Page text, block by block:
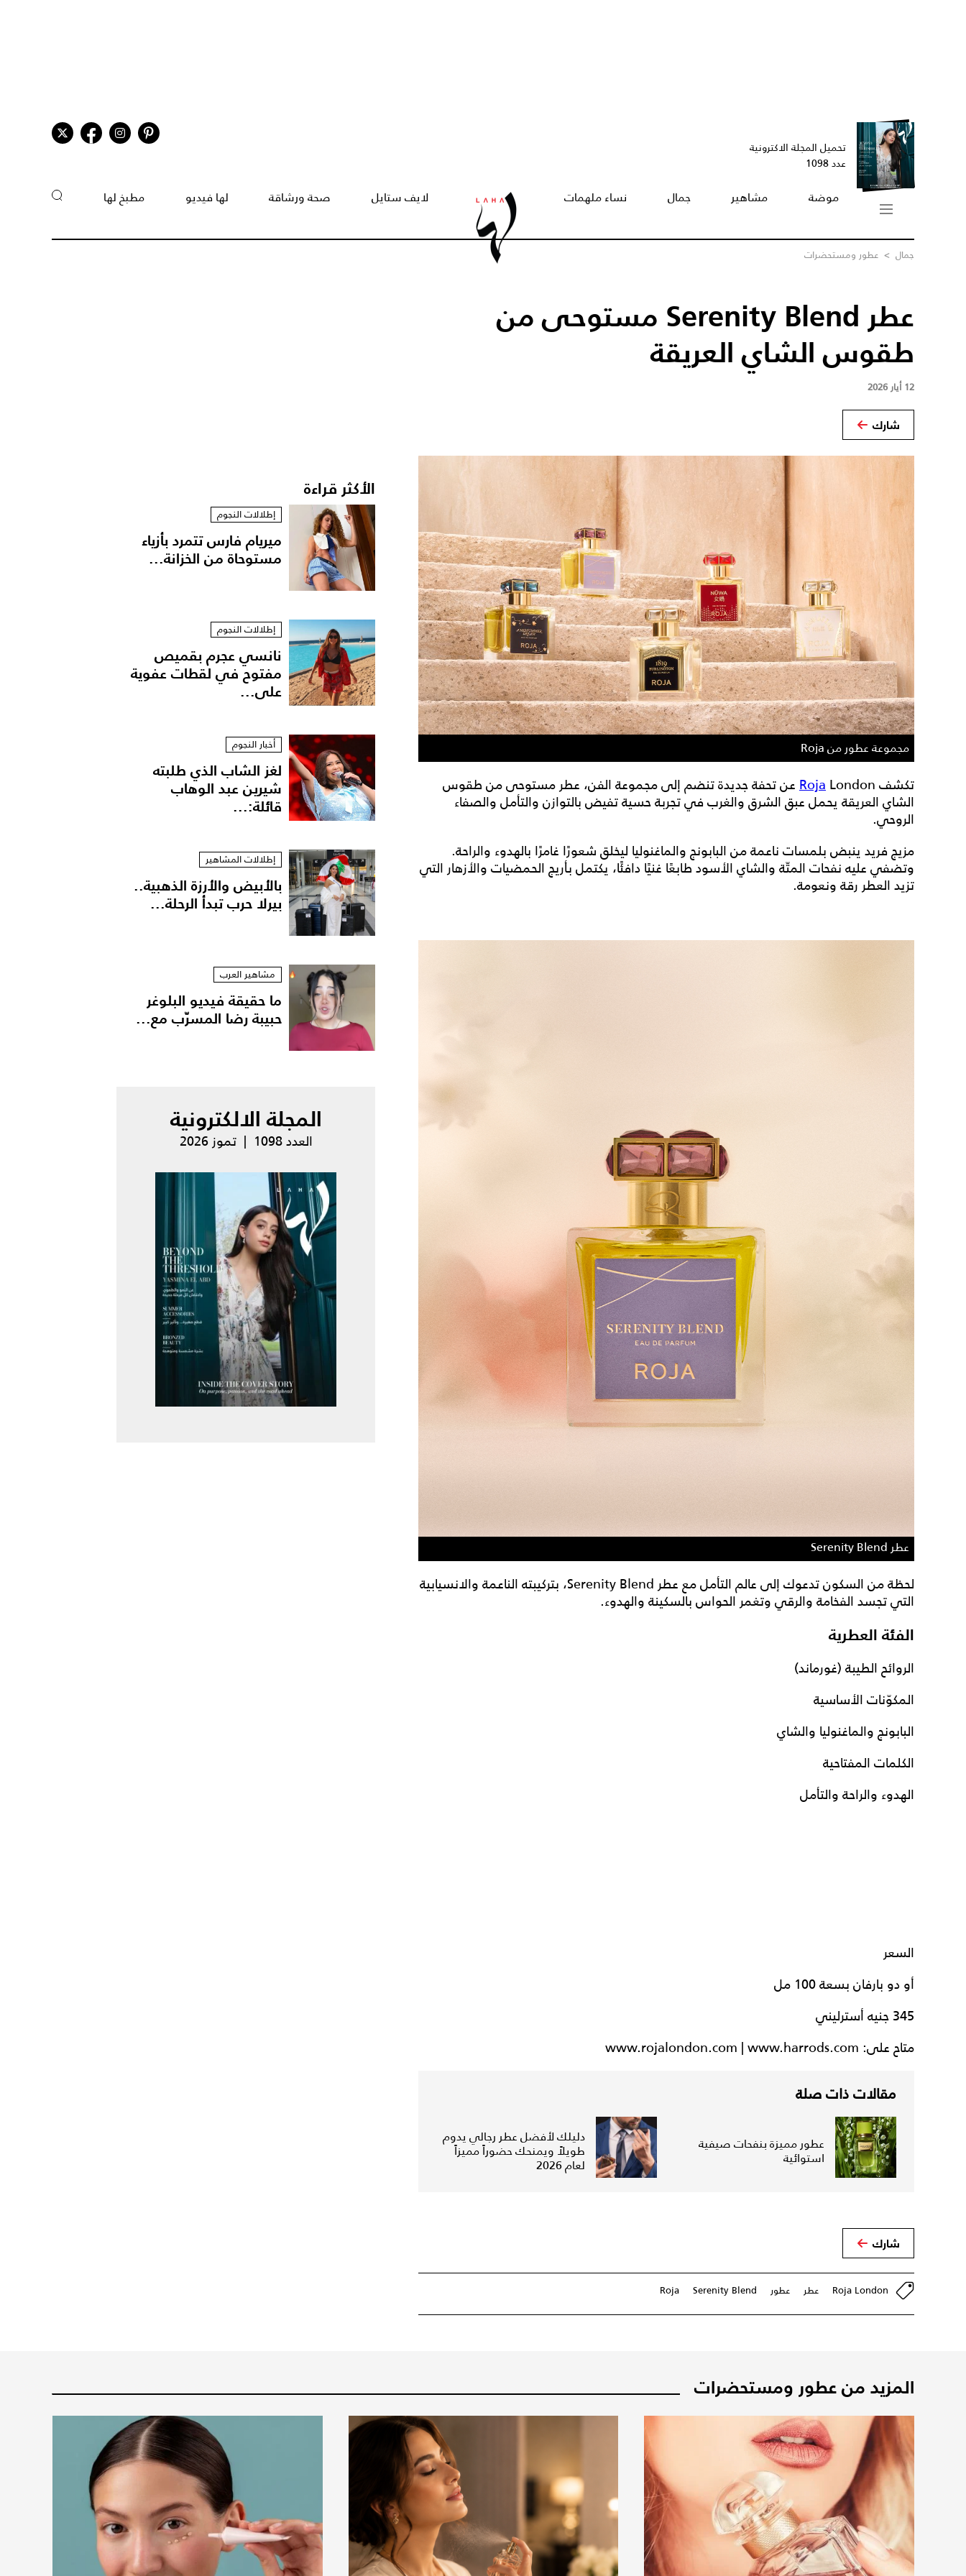
تحميل المجلة الاكترونية
عدد 1098
موضة مشاهير جمال نساء ملهمات لايف ستايل صحة ورشاقة لها فيديو مطبخ لها
جمال > عطور ومستحضرات
عطر Serenity Blend مستوحى من
طقوس الشاي العريقة
12 أيار 2026
شارك
مجموعة عطور من Roja
تكشف Roja London عن تحفة جديدة تنضم إلى مجموعة الفن، عطر مستوحى من طقوس
الشاي العريقة يحمل عبق الشرق والغرب في تجربة حسية تفيض بالتوازن والتأمل والصفاء
الروحي.
مزيج فريد ينبض بلمسات ناعمة من البابونج والماغنوليا ليخلق شعورًا غامرًا بالهدوء والراحة.
وتضفي عليه نفحات المتّة والشاي الأسود طابعًا غنيًا دافئًا، يكتمل بأريج الحمضيات والأزهار التي
تزيد العطر رقة ونعومة.
عطر Serenity Blend
لحظة من السكون تدعوك إلى عالم التأمل مع عطر Serenity Blend، بتركيبته الناعمة والانسيابية
التي تجسد الفخامة والرقي وتغمر الحواس بالسكينة والهدوء.
الفئة العطرية
الروائح الطيبة (غورماند)
المكوّنات الأساسية
البابونج والماغنوليا والشاي
الكلمات المفتاحية
الهدوء والراحة والتأمل
السعر
أو دو بارفان بسعة 100 مل
345 جنيه أسترليني
متاح على: www.rojalondon.com | www.harrods.com
مقالات ذات صلة
عطور مميزة بنفحات صيفية
استوائية
دليلك لأفضل عطر رجالي يدوم
طويلاً ويمنحك حضوراً مميزاً
لعام 2026
شارك
Roja London عطر عطور Serenity Blend
Roja
الأكثر قراءة
إطلالات النجوم
ميريام فارس تتمرد بأزياء
مستوحاة من الخزانة...
إطلالات النجوم
نانسي عجرم بقميص
مفتوح في لقطات عفوية
على...
أخبار النجوم
لغز الشاب الذي طلبته
شيرين عبد الوهاب
قائلة:...
إطلالات المشاهير
بالأبيض والأرزة الذهبية..
بيرلا حرب تبدأ الرحلة...
مشاهير العرب
ما حقيقة فيديو البلوغر
حبيبة رضا المسرّب مع...
المجلة الالكترونية
العدد 1098 | تموز 2026
المزيد من عطور ومستحضرات